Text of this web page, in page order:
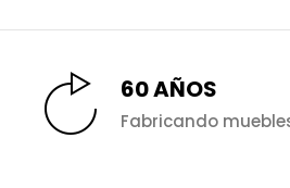
60 AÑOS
Fabricando